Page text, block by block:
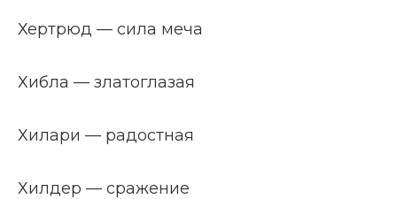
Хертрюд — сила меча
Хибла — златоглазая
Хилари — радостная
Хилдер — сражение